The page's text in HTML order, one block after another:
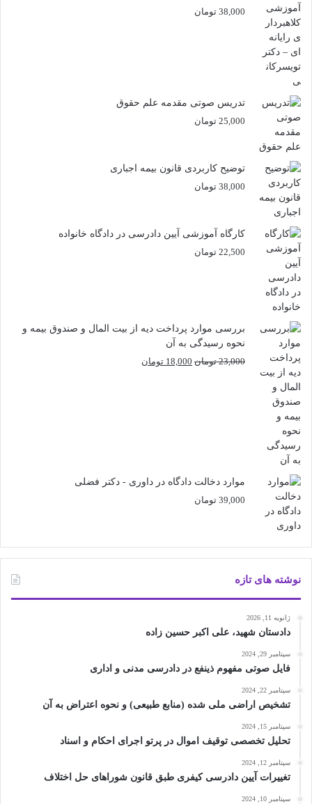
38,000 تومان
تدریس صوتی مقدمه علم حقوق
25,000 تومان
توضیح کاربردی قانون بیمه اجباری
38,000 تومان
کارگاه آموزشی آیین دادرسی در دادگاه خانواده
22,500 تومان
بررسی موارد پرداخت دیه از بیت المال و صندوق بیمه و
نحوه رسیدگی به آن
23,000 تومان قیمت
18,000 تومان
موارد دخالت دادگاه در داوری - دکتر فضلی
39,000 تومان
نوشته های تازه
ژانویه 11, 2026
دادستان شهید، علی اکبر حسین زاده
سپتامبر 29, 2024
فایل صوتی مفهوم ذینفع در دادرسی مدنی و اداری
سپتامبر 22, 2024
تشخیص اراضی ملی شده (منابع طبیعی) و نحوه اعتراض به آن
سپتامبر 15, 2024
تحلیل تخصصی توقیف اموال در پرتو اجرای احکام و اسناد
سپتامبر 12, 2024
تغییرات آیین دادرسی کیفری طبق قانون شوراهای حل اختلاف
سپتامبر 10, 2024